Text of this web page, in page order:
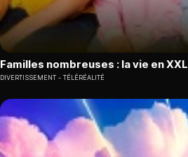
Familles nombreuses : la vie en XXL
DIVERTISSEMENT TÉLÉRÉALITÉ